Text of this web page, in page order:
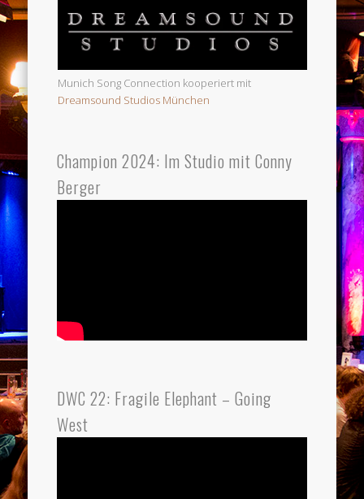
Munich Song Connection kooperiert mit
Dreamsound Studios München
Champion 2024: Im Studio mit Conny
Berger
DWC 22: Fragile Elephant – Going
West